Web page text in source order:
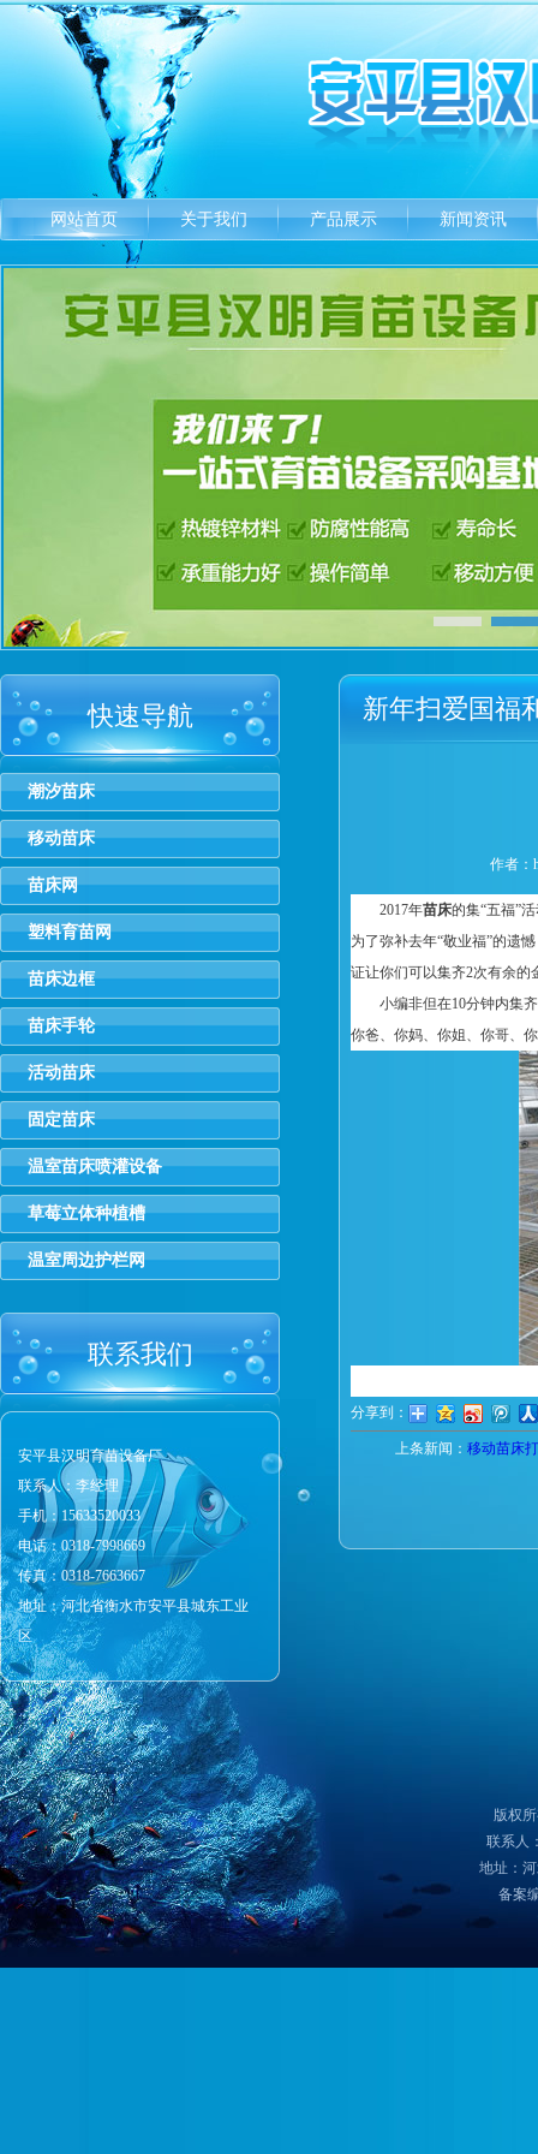
网站首页 关于我们 产品展示 新闻资讯
快速导航
潮汐苗床
移动苗床
苗床网
塑料育苗网
苗床边框
苗床手轮
活动苗床
固定苗床
温室苗床喷灌设备
草莓立体种植槽
温室周边护栏网
联系我们
安平县汉明育苗设备厂
联系人：李经理
手机：15633520033
电话：0318-7998669
传真：0318-7663667
地址：河北省衡水市安平县城东工业
区
新年扫爱国福
作者：
2017年苗床的集“五福”
为了弥补去年“敬业福”的遗
证让你们可以集齐2次有余的
小编非但在10分钟内集
你爸、你妈、你姐、你哥、
分享到：
上条新闻： 移动苗床
版权
联系人
地址：
备案